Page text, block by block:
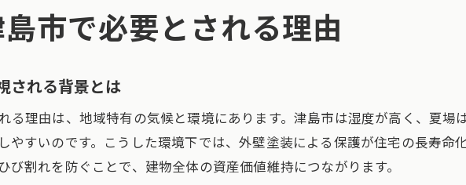
津島市で外壁塗装が推奨される事情
美観維持だけじゃない外壁塗装の重要性
住まいの安全を支える外壁塗装の意義
外壁塗装が暮らしの安心につながる根拠
美観維持と外壁塗装の機能性を両立する方法
市で必要とされる理由
される背景とは
る理由は、地域特有の気候と環境にあります。津島市は湿度が高く、夏場
やすいのです。こうした環境下では、外壁塗装による保護が住宅の長寿命
び割れを防ぐことで、建物全体の資産価値維持につながります。